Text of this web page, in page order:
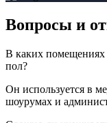
Вопросы и
В каких помещениях
пол?
Он используется в
шоурумах и